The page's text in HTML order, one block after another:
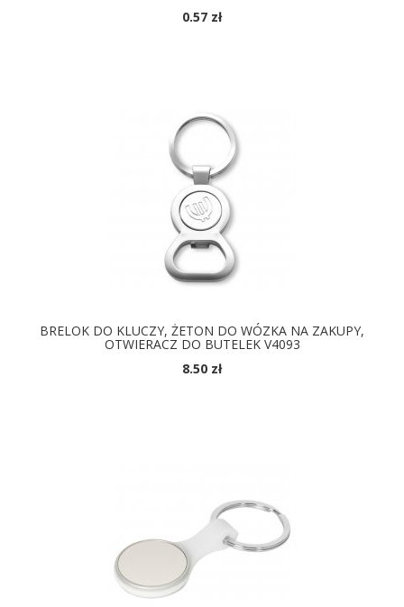
0.57 zł
BRELOK DO KLUCZY, ŻETON DO WÓZKA NA ZAKUPY,
OTWIERACZ DO BUTELEK V4093
8.50 zł